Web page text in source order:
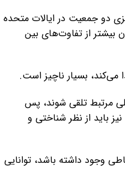
دو جمعیت در ایالات متحده
بیشتر از تفاوت‌های بین
می‌کند، بسیار ناچیز است.
مرتبط تلقی شوند، پس
باید از نظر شناختی و
وجود داشته باشد، توانایی